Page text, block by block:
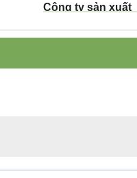
Công ty sản xuất
Tiêu chuẩn sản